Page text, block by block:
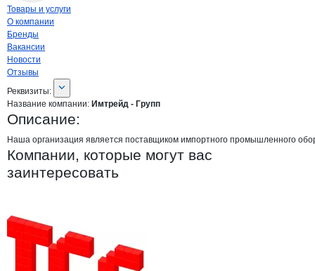
Навигация по странице
Товары и услуги
О компании
Бренды
Вакансии
Новости
Отзывы
О компании
Реквизиты
Реквизиты:
Название компании: Имтрейд - Групп
Описание:
Наша организация является поставщиком импортного промышленного
Компании, которые могут вас
заинтересовать